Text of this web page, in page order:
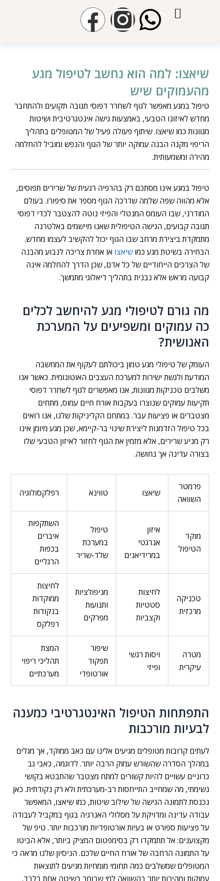
I
s
a
g
r
a
m
F
c
b
o
o
k
W
a
t
s
a
p
p
שיאצו: למה הוא נחשב לטיפול מגע
מהעמוקים שיש
טיפול במגע מאפשר לגוף לשחרר דפוסי תגובה תקועים ולהתחבר
מחדש לאיזונו הטבעי, באמצעות גישה אינטגרטיבית ושיטות
מגוונות כמו שיאצו. שיתוף פעולה פעיל של המטופלים בתהליך
הריפוי מקנה הבנה עמוקה יותר של הגוף והנפש ומוביל להחלמה
מהירה ומשמעותית.
טיפול במגע אינו מסתכם רק בהרפיה רגעית של שרירים תפוסים,
אלא מהווה שפה שלמה שדרכה הגוף מספר את סיפורו. בעולם
המודרני, שבו העומס המנטלי והפיזי נוטה להצטבר לכדי דפוסי
תגובה קבועים, הגישה הטיפולית שאנו מיישמים באלטרנה
מתמקדת ביצירת מרחב שבו הגוף יכול להקשיב לעצמו מחדש.
הבחירה בשיטת מגע כמושיאצו או אחרת צריכה לנבוע מהבנה
של הצרכים הייחודיים של כל אדם, שכן הדרך להחלמה אינה
קבועה מראש אלא נבנית בתהליך דיאלוגי מתמשך.
מה גורם לטיפולי מגע להיחשב לכלים
כה עמוקים ומשפיעים על המערכת
האנושית?
העומק של טיפולי מגע טמון ביכולתם לעקוף את המחשבה
המודעת ולגשת ישירות למערכת העצבים האוטונומית. כאשר אנו
משלבים טכניקות מגוונות, אנו מאפשרים לגוף לשחרר דפוסי
תקיעות עמוקים שנוצרו בעקבות אורח חיים עמוס, מתחים
מצטברים או פציעות עבר. במתחם הקליניקות שלנו, אנו רואים
בכל טיפול הזדמנות ליצירת שינוי בר-קיימא, שכן מגע מיומן אינו
רק מניע שרירים, אלא מזמין את הגוף לחזור לאיזון הטבעי שלו
בצורה עדינה אך נחושה.
פרמטר
השוואה
שיאצו טווינא רפלקסולוגיה
מוקד
הטיפול
איזון
אנרגטי
במרידיאנים
טיפול
במערכת
שלד-שריר
השתקפות
איברים
בכפות
הרגליים
טכניקה
מרכזית
לחיצות
סטטיות
וקצביות
מניפולציות
ותנועות
מפרקים
לחיצות
ממוקדות
בנקודות
רפלקס
מטרה
עיקרית
ויסות רגשי
ופיזי
שיפור
תפקוד
אורטופדי
המצת
תהליכי ריפוי
מערכתיים
התפתחות הטיפול האינטגרטיבי כמענה
לבעיות מורכבות
לעתים קרובות מטופלים מגיעים אלינו עם כאב ממוקד, אך מגלים
במהלך הסדרה שהשורש עמוק הרבה יותר. לדוגמה, כאבי גב
כרוניים עשויים להיות קשורים למתח מצטבר שהתבטא בקושי
נשימתי, מה שמחייב התייחסות רב-מערכתית ולא רק נקודתית. כאן
נכנסת לתמונה הגישה של שילוב שיטות, כמו שיאצו, המאפשר
עבודה עדינה ומדויקת על מסלולי האנרגיה בגוף במקביל לעבודה
על פציעות ספורט או בעיות אורטופדיות מורכבות יותר. טיפ של
מקצוענים: אל תתמקדו רק בסימפטום המציק ביותר, אלא הביטו
על התמונה הרחבה של אורח החיים שלכם. הניסיון שלנו מראה כי
המטופלים שמשלבים כמה תחומי מומחיות מגיעים לתוצאות
עמוקות ומהירות יותר בהשוואה למי שבוחר בשיטה אחת בלבד.